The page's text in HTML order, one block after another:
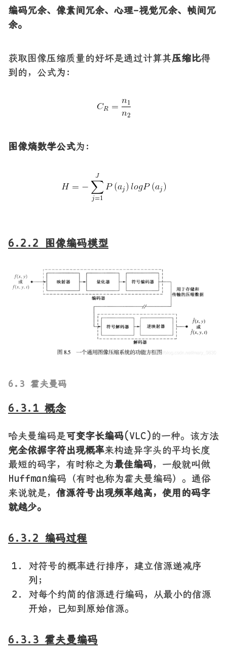
编码冗余、像素间冗余、心理-视觉冗余、帧间冗
余。
获取图像压缩质量的好坏是通过计算其压缩比得
到的，公式为：
图像熵数学公式为：
6.2.2 图像编码模型
6.3 霍夫曼码
6.3.1 概念
哈夫曼编码是可变字长编码(VLC)的一种。该方法
完全依据字符出现概率来构造异字头的平均长度
最短的码字，有时称之为最佳编码，一般就叫做
Huffman编码（有时也称为霍夫曼编码）。通俗
来说就是， 信源符号出现频率越高，使用的码字
就越少。
6.3.2 编码过程
对符号的概率进行排序，建立信源递减序
列；
对每个约简的信源进行编码，从最小的信源
开始，已知到原始信源。
6.3.3 霍夫曼编码